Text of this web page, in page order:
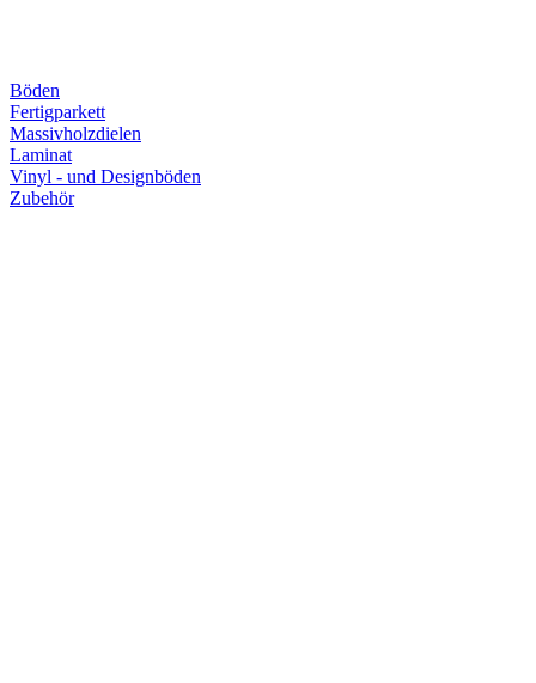
Böden
Fertigparkett
Massivholzdielen
Laminat
Vinyl - und Designböden
Zubehör